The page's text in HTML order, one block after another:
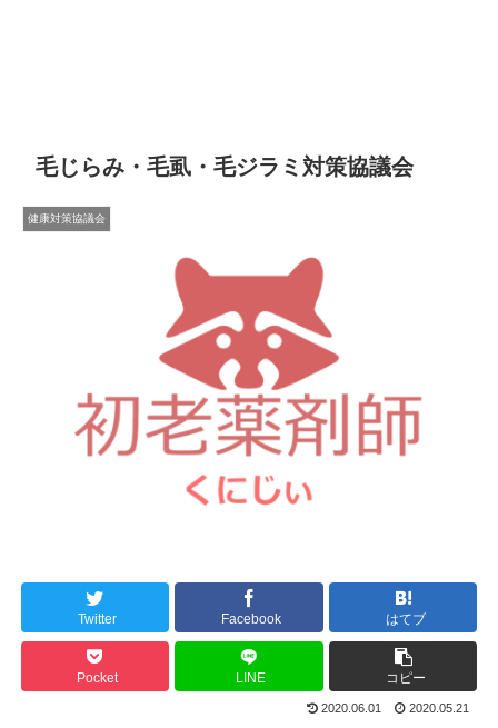
毛じらみ・毛虱・毛ジラミ対策協議会
健康対策協議会
Twitter Facebook はてブ
Pocket LINE コピー
2020.06.01 2020.05.21